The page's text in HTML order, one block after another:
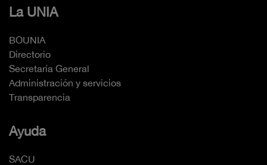
La UNIA
BOUNIA
Directorio
Secretaría General
Administración y servicios
Transparencia
Ayuda
SACU